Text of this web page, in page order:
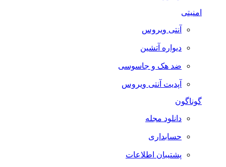
آنتی ویروس
دیواره آتشین
ضد هک و جاسوسی
آپدیت آنتی ویروس
گوناگون
دانلود مجله
حسابداری
پشتیبان اطلاعات